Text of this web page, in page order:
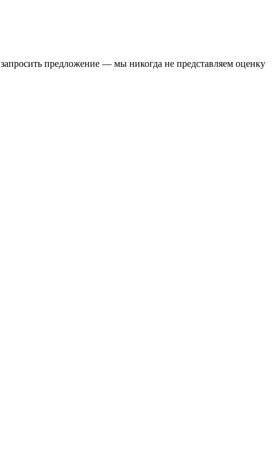
предложение — мы никогда не представляем оценку